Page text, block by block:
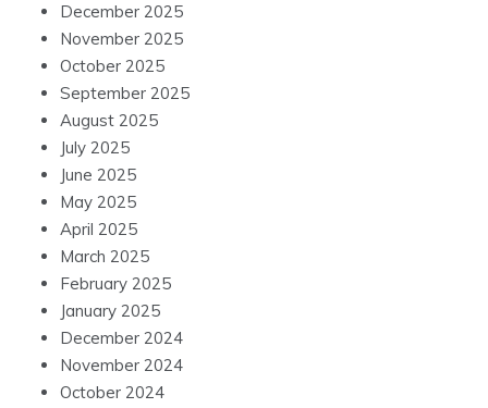
December 2025
November 2025
October 2025
September 2025
August 2025
July 2025
June 2025
May 2025
April 2025
March 2025
February 2025
January 2025
December 2024
November 2024
October 2024